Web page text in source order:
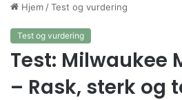
Hjem/Test og vurdering
Test og vurdering
Test: Milwaukee
– Rask, sterk og